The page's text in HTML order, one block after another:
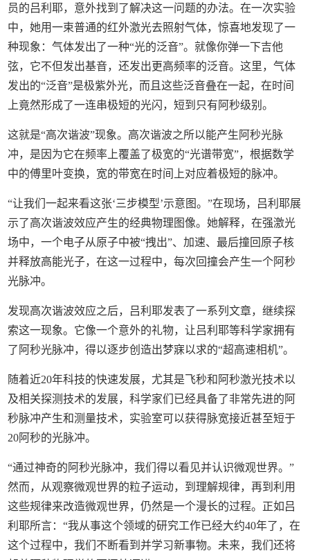
员的吕利耶，意外找到了解决这一问题的办法。在一次实验
中，她用一束普通的红外激光去照射气体，惊喜地发现了一
种现象：气体发出了一种“光的泛音”。就像你弹一下吉他
弦，它不但发出基音，还发出更高频率的泛音。这里，气体
发出的“泛音”是极紫外光，而且这些泛音叠在一起，在时间
上竟然形成了一连串极短的光闪，短到只有阿秒级别。
这就是“高次谐波”现象。高次谐波之所以能产生阿秒光脉
冲，是因为它在频率上覆盖了极宽的“光谱带宽”，根据数学
中的傅里叶变换，宽的带宽在时间上对应着极短的脉冲。
“让我们一起来看这张‘三步模型’示意图。”在现场，吕利耶展
示了高次谐波效应产生的经典物理图像。她解释，在强激光
场中，一个电子从原子中被“拽出”、加速、最后撞回原子核
并释放高能光子，在这一过程中，每次回撞会产生一个阿秒
光脉冲。
发现高次谐波效应之后，吕利耶发表了一系列文章，继续探
索这一现象。它像一个意外的礼物，让吕利耶等科学家拥有
了阿秒光脉冲，得以逐步创造出梦寐以求的“超高速相机”。
随着近20年科技的快速发展，尤其是飞秒和阿秒激光技术以
及相关探测技术的发展，科学家们已经具备了非常先进的阿
秒脉冲产生和测量技术，实验室可以获得脉宽接近甚至短于
20阿秒的光脉冲。
“通过神奇的阿秒光脉冲，我们得以看见并认识微观世界。”
然而，从观察微观世界的粒子运动，到理解规律，再到利用
这些规律来改造微观世界，仍然是一个漫长的过程。正如吕
利耶所言：“我从事这个领域的研究工作已经大约40年了，在
这个过程中，我们不断看到并学习新事物。未来，我们还将